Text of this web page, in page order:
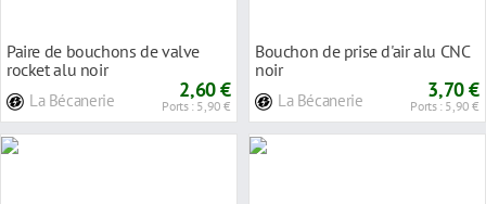
Paire de bouchons de valve
rocket alu noir
La Bécanerie 2,60 €
Ports : 5,90 €
Bouchon de prise d'air alu CNC
noir
La Bécanerie 3,70 €
Ports : 5,90 €